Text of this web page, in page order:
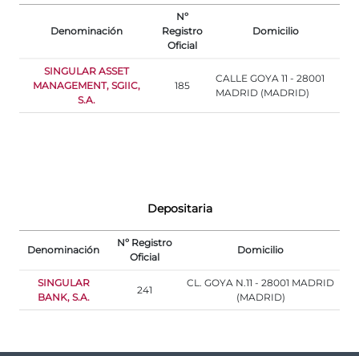
Denominación
Nº
Registro
Oficial
Domicilio
SINGULAR ASSET
MANAGEMENT, SGIIC,
S.A.
185
CALLE GOYA 11 - 28001
MADRID (MADRID)
Depositaria
Denominación
Nº Registro
Oficial
Domicilio
SINGULAR
BANK, S.A.
241
CL. GOYA N.11 - 28001 MADRID
(MADRID)